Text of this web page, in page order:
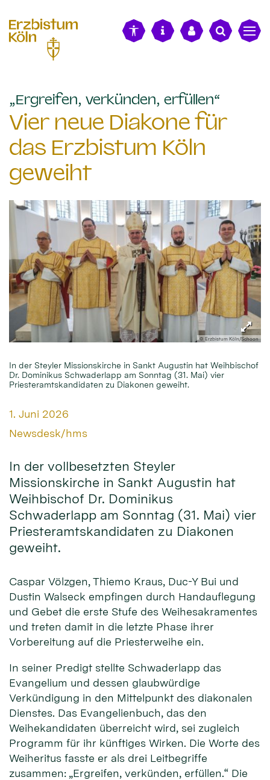
„Ergreifen, verkünden, erfüllen“
Vier neue Diakone für
das Erzbistum Köln
geweiht
© Erzbistum Köln/Schoon
In der Steyler Missionskirche in Sankt Augustin hat Weihbischof
Dr. Dominikus Schwaderlapp am Sonntag (31. Mai) vier
Priesteramtskandidaten zu Diakonen geweiht.
Datum:
1. Juni 2026
Von:
Newsdesk/hms
In der vollbesetzten Steyler
Missionskirche in Sankt Augustin hat
Weihbischof Dr. Dominikus
Schwaderlapp am Sonntag (31. Mai) vier
Priesteramtskandidaten zu Diakonen
geweiht.
Caspar Völzgen, Thiemo Kraus, Duc-Y Bui und
Dustin Walseck empfingen durch Handauflegung
und Gebet die erste Stufe des Weihesakramentes
und treten damit in die letzte Phase ihrer
Vorbereitung auf die Priesterweihe ein.
In seiner Predigt stellte Schwaderlapp das
Evangelium und dessen glaubwürdige
Verkündigung in den Mittelpunkt des diakonalen
Dienstes. Das Evangelienbuch, das den
Weihekandidaten überreicht wird, sei zugleich
Programm für ihr künftiges Wirken. Die Worte des
Weiheritus fasste er als drei Leitbegriffe
zusammen: „Ergreifen, verkünden, erfüllen.“ Die